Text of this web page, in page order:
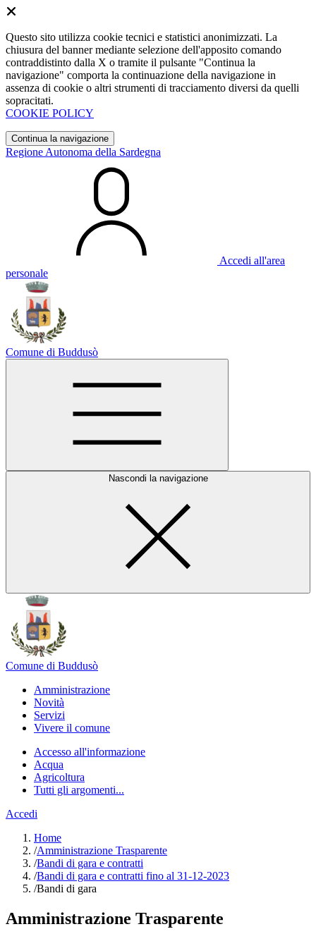
Questo sito utilizza cookie tecnici e statistici anonimizzati. La
chiusura del banner mediante selezione dell'apposito comando
contraddistinto dalla X o tramite il pulsante "Continua la
navigazione" comporta la continuazione della navigazione in
assenza di cookie o altri strumenti di tracciamento diversi da quelli
sopracitati.
COOKIE POLICY
Continua la navigazione
Regione Autonoma della Sardegna
Accedi all'area
personale
Comune di Buddusò
Nascondi la navigazione
Comune di Buddusò
Amministrazione
Novità
Servizi
Vivere il comune
Accesso all'informazione
Acqua
Agricoltura
Tutti gli argomenti...
Accedi
Home
/Amministrazione Trasparente
/Bandi di gara e contratti
/Bandi di gara e contratti fino al 31-12-2023
/Bandi di gara
Amministrazione Trasparente